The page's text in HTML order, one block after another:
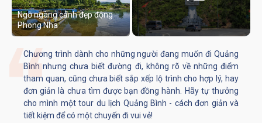
Ngỡ ngàng cảnh đẹp động
Phong Nha
Chương trình dành cho những người đang muốn đi Quảng
Bình nhưng chưa biết đường đi, không rõ về những điểm
tham quan, cũng chưa biết sắp xếp lộ trình cho hợp lý, hay
đơn giản là chưa tìm được bạn đồng hành. Hãy tự thưởng
cho mình một tour du lịch Quảng Bình - cách đơn giản và
tiết kiệm để có một chuyến đi vui vẻ!